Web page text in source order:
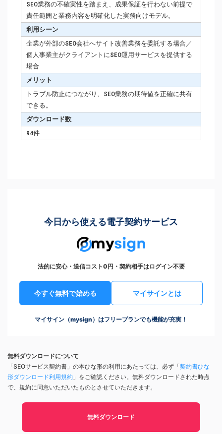
SEO業務の不確実性を踏まえ、成果保証を行わない前提で
責任範囲と業務内容を明確化した実務向けモデル。
利用シーン
企業が外部のSEO会社へサイト改善業務を委託する場合／
個人事業主がクライアントにSEO運用サービスを提供する
場合
メリット
トラブル防止につながり、SEO業務の期待値を正確に共有
できる。
ダウンロード数
94件
今日から使える電子契約サービス
法的に安心・送信コスト0円・契約相手はログイン不要
今すぐ無料で始める マイサインとは
マイサイン（mysign）はフリープランでも機能が充実！
無料ダウンロードについて
「SEOサービス契約書」の本ひな形の利用にあたっては、必ず「契約書ひな
形ダウンロード利用規約 」をご確認ください。無料ダウンロードされた時点
で、規約に同意いただいたものとさせていただきます。
無料ダウンロード